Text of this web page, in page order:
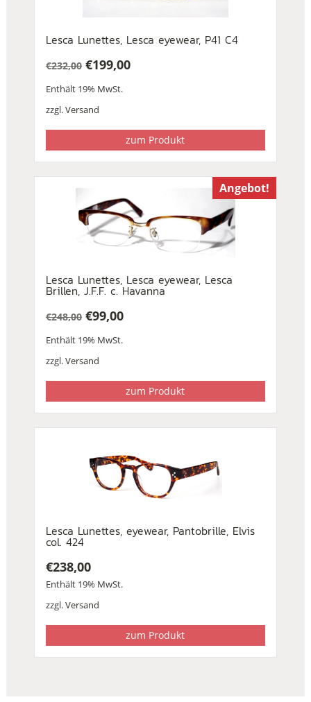
Lesca Lunettes, Lesca eyewear, P41 C4
€232,00
Preis
war:
€199,00
Preis
ist:
Enthält 19% MwSt.
zzgl.Versand
zum Produkt
Angebot!
Lesca Lunettes, Lesca eyewear, Lesca
Brillen, J.F.F. c. Havanna
€248,00
Preis
war:
€99,00
Preis
ist:
Enthält 19% MwSt.
zzgl.Versand
zum Produkt
Lesca Lunettes, eyewear, Pantobrille, Elvis
col. 424
€238,00
Enthält 19% MwSt.
zzgl.Versand
zum Produkt